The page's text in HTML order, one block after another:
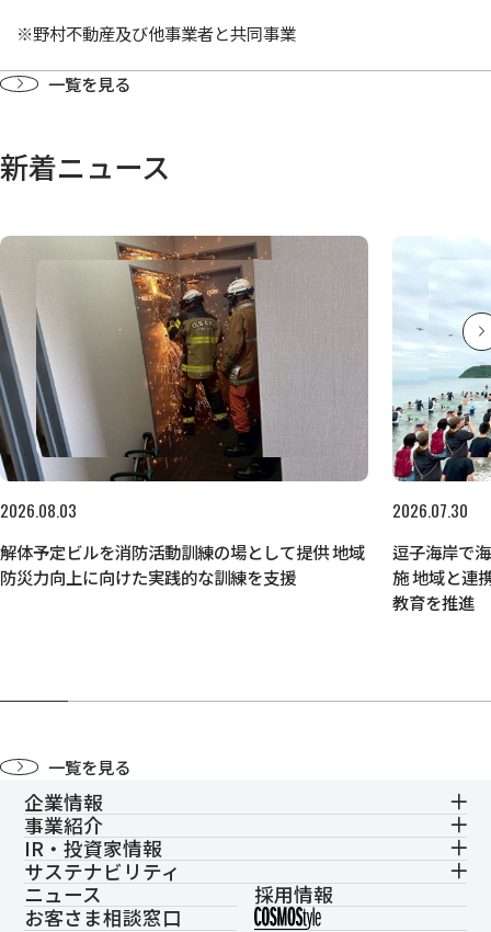
※野村不動産及び他事業者と共同事業
一覧を見る
新着ニュース
2026.08.03
解体予定ビルを消防活動訓練の場として提供 地域
防災力向上に向けた実践的な訓練を支援
2026.07.30
逗子海岸で
施 地域と連
教育を推進
一覧を見る
企業情報
事業紹介
IR・投資家情報
サステナビリティ
ニュース
採用情報
お客さま相談窓口